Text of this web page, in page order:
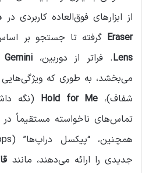
از ابزارهای فوق‌العاده کاربردی در
Eraser گرفته تا جستجو بر
Lens. فراتر از دوربین،Gemini
می‌بخشد، به طوری که ویژگی‌هایی
شفاف)، Hold for Me (نگه
تماس‌های ناخواسته مستقیماً
جدیدی را ارائه می‌دهند، مانند